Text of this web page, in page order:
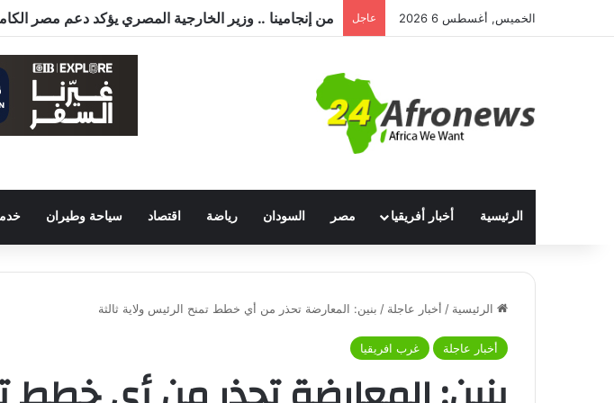
الخميس, أغسطس 6 2026 عاجل
الرئيسية أخبار أفريقيا مصر السودان رياضة اقتصاد سياحة وطيران
الرئيسية / أخبار عاجلة / بنين: المعارضة تحذر من أي خطط تمنح الرئيس ولاية ثالثة
أخبار عاجلة غرب افريقيا